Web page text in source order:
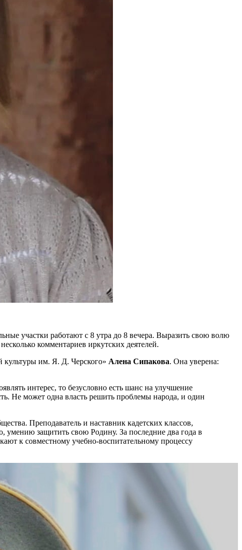
участки работают с 8 утра до 8 вечера. Выразить свою волю
комментариев иркутских деятелей.
культуры им. Я. Д. Черского» Алена Сипакова. Она уверена:
интерес, то безусловно есть шанс на улучшение
Не может одна власть решить проблемы народа, и один
Преподаватель и наставник кадетских классов,
умению защитить свою Родину. За последние два года в
к совместному учебно-воспитательному процессу